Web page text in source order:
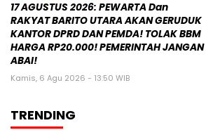
17 AGUSTUS 2026: PEWARTA Dan
RAKYAT BARITO UTARA AKAN GERUDUK
KANTOR DPRD DAN PEMDA! TOLAK BBM
HARGA RP20.000! PEMERINTAH JANGAN
ABAI!
Kamis, 6 Agu 2026 - 13:50 WIB
TRENDING